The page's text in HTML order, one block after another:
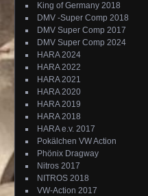
King of Germany 2018
DMV -Super Comp 2018
DMV Super Comp 2017
DMV Super Comp 2024
HARA 2024
HARA 2022
HARA 2021
HARA 2020
HARA 2019
HARA 2018
HARA e.v. 2017
Pokälchen VW Action
Phönix Dragway
Nitros 2017
NITROS 2018
VW-Action 2017